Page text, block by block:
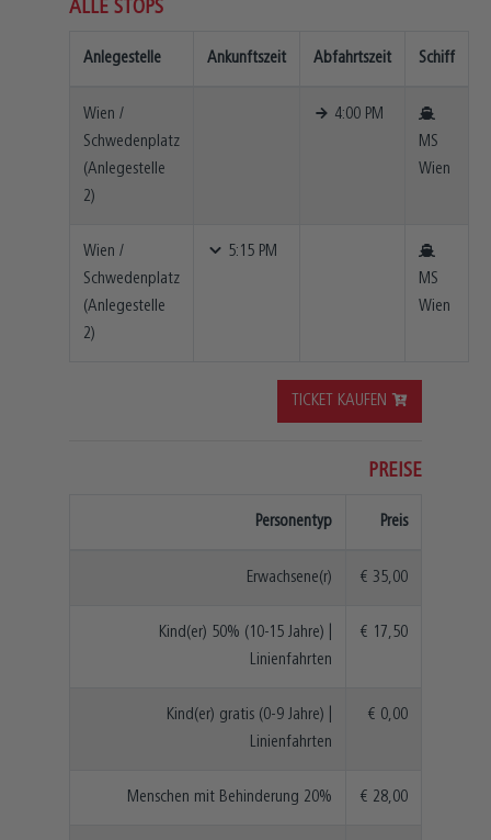
ALLE STOPS
Anlegestelle Ankunftszeit Abfahrtszeit Schiff
Wien /
Schwedenplatz
(Anlegestelle
2)
4:00 PM
MS
Wien
Wien /
Schwedenplatz
(Anlegestelle
2)
5:15 PM
MS
Wien
TICKET KAUFEN
PREISE
Personentyp Preis
Erwachsene(r) € 35,00
Kind(er) 50% (10-15 Jahre) |
Linienfahrten
€ 17,50
Kind(er) gratis (0-9 Jahre) |
Linienfahrten
€ 0,00
Menschen mit Behinderung 20% € 28,00